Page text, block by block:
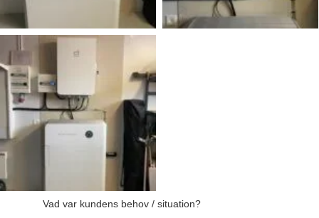
Vad var kundens behov / situation?